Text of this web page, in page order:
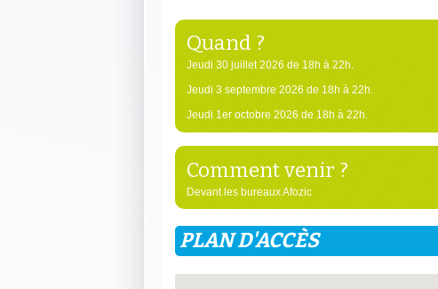
Quand ?
Jeudi 30 juillet 2026 de 18h à 22h.
Jeudi 3 septembre 2026 de 18h à 22h.
Jeudi 1er octobre 2026 de 18h à 22h.
Comment venir ?
Devant les bureaux Afozic
PLAN D'ACCÈS